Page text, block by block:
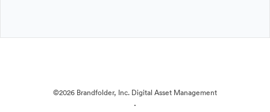
©2026 Brandfolder, Inc. Digital Asset Management
·